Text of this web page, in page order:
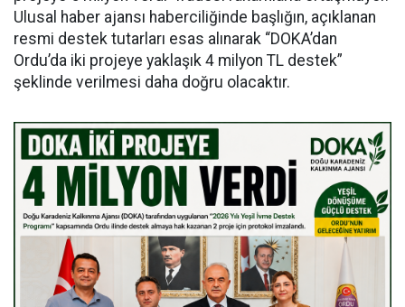
Ulusal haber ajansı haberciliğinde başlığın, açıklanan
resmi destek tutarları esas alınarak “DOKA’dan
Ordu’da iki projeye yaklaşık 4 milyon TL destek”
şeklinde verilmesi daha doğru olacaktır.